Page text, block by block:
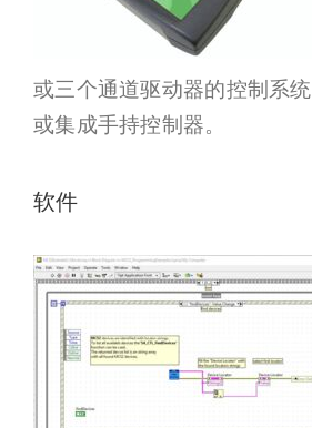
或三个通道驱动器的控制系
或集成手持控制器。
软件